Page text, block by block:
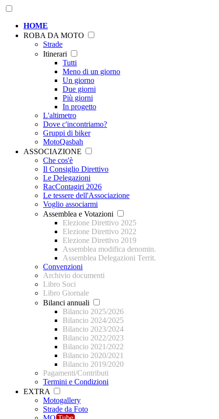
HOME
ROBA DA MOTO
Strade
Itinerari
Tutti
Meno di un giorno
Un giorno
Due giorni
Più giorni
In progetto
L'altimetro
Dove c'incontriamo?
Gruppi di biker
MotoQasbah
ASSOCIAZIONE
Che cos'è
Il Consiglio Direttivo
Le Delegazioni
RacContagiri 2026
Le tessere dell'Associazione
Voglio associarmi
Assemblea e Votazioni
Elezione Direttivo 2025
Elezione Direttivo 2022
Elezione Direttivo 2019
Assemblea modifica denomin.
Assemblea Delegazioni Territ.
Convenzioni
Archivio documenti
Libro Soci
Libro Giornale
Bilanci annuali
Bilancio 2025/2026
Bilancio 2024/2025
Bilancio 2023/2024
Bilancio 2022/2023
Bilancio 2021/2022
Bilancio 2020/2021
Bilancio 2019/2020
Pagamenti/Contributi
Termini e Condizioni
EXTRA
Motogallery
Strade da Foto